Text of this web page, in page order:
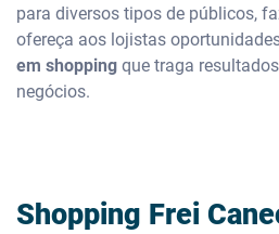
para diversos tipos de públicos,
ofereça aos lojistas
em shopping que traga
negócios.
Shopping Frei